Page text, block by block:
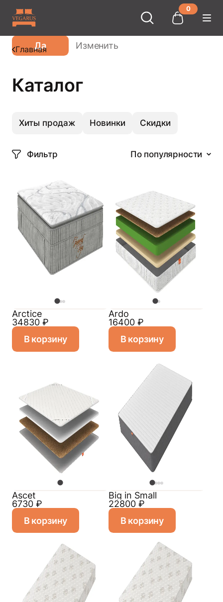
0
Ваш город
Да Изменить
Главная
Каталог
Хиты продаж Новинки Скидки
Фильтр По популярности
Arctice
34830 ₽
В корзину
Ardo
16400 ₽
В корзину
Ascet
6730 ₽
В корзину
Big in Small
22800 ₽
В корзину